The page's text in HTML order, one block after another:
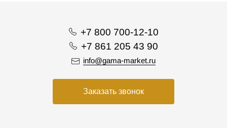
+7 800 700-12-10
+7 861 205 43 90
info@gama-market.ru
Заказать звонок